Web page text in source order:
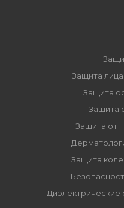
Защита
Защита
Защита
Защита от
Защита
Диэлектрические